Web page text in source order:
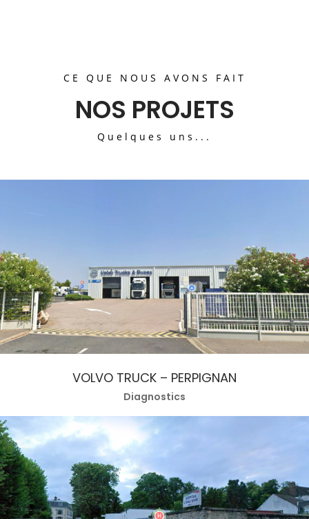
CE QUE NOUS AVONS FAIT
NOS PROJETS
Quelques uns...
VOLVO TRUCK – PERPIGNAN
Diagnostics